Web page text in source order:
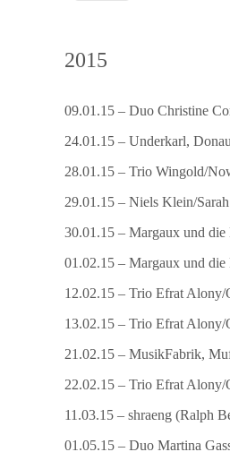
2015
09.01.15 – Duo Christine
24.01.15 – Underkarl,
28.01.15 – Trio Wingold/
29.01.15 – Niels Klein/
30.01.15 – Margaux und die
01.02.15 – Margaux und
12.02.15 – Trio Efrat
13.02.15 – Trio Efrat
21.02.15 – MusikFabrik,
22.02.15 – Trio Efrat
11.03.15 – shraeng (Ralph
01.05.15 – Duo Martina